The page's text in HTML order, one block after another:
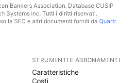
Bankers Association. Database CUSIP
Systems Inc. Tutti i diritti riservati.
la SEC e altri documenti forniti da Quartr.
STRUMENTI E ABBONAMENTI
Caratteristiche
Costi